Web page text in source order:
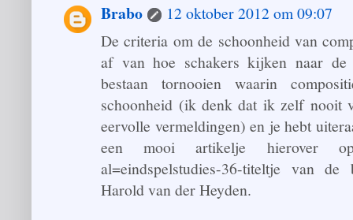
Brabo
12 oktober 2012 om 09:07
De criteria om de schoonheid van
af van hoe schakers kijken naar
bestaan tornooien waarin
schoonheid (ik denk dat ik zelf nooit
eervolle vermeldingen) en je hebt
een mooi artikelje hierover op
al=eindspelstudies-36-titeltje van de
Harold van der Heyden.